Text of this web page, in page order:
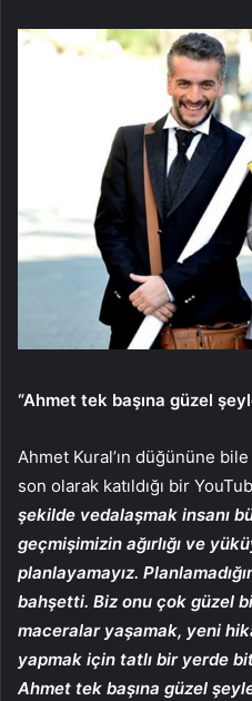
“Ahmet tek başına güzel
Ahmet Kural’ın düğününe
son olarak katıldığı bir
şekilde vedalaşmak insanı
geçmişimizin ağırlığı ve
planlayamayız.
bahşetti. Biz onu çok güzel
maceralar yaşamak, yeni
yapmak için tatlı bir yerde
Ahmet tek başına güzel